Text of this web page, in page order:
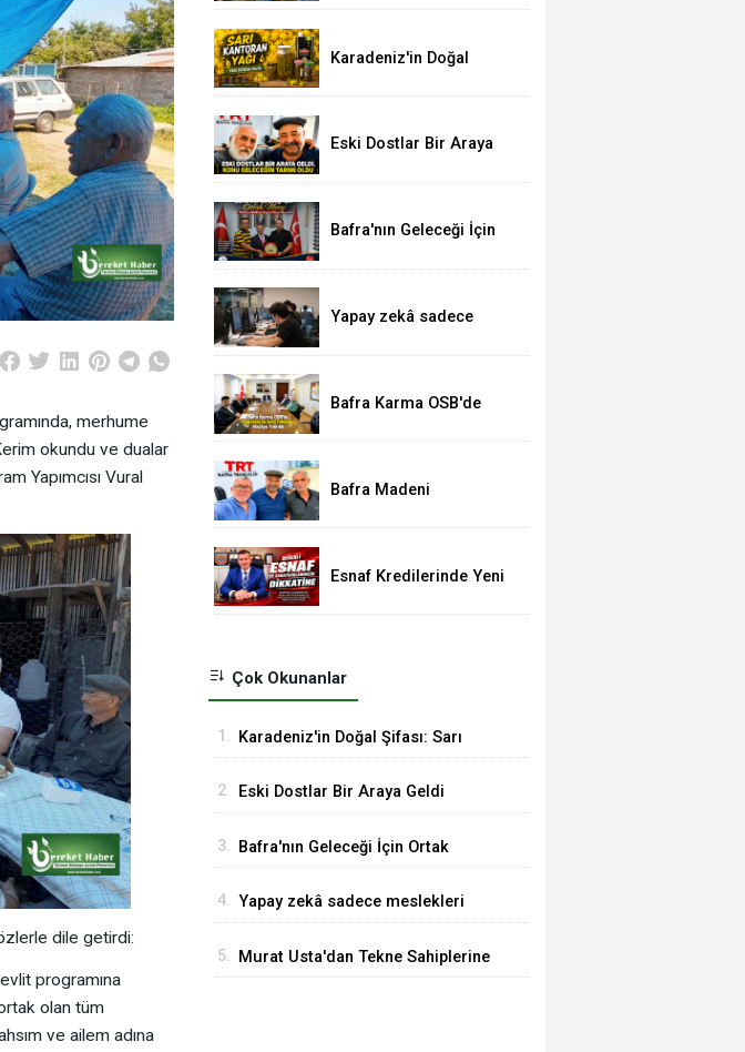
merhume
okundu ve dualar
Yapımcısı Vural
dile getirdi:
programına
ortak olan tüm
ve ailem adına
Uyarılar
Karadeniz'in Doğal
Yağına İlgi Artıyor
Eski Dostlar Bir Araya
Bafra'nın Geleceği İçin
MHP'ye Hayırlı Olsun
Yapay zekâ sadece
mühendisliği de
Bafra Karma OSB'de
Tahsisleri Masaya
Bafra Madeni
Yönetim Kurulu Üyesi
Yeşilyurt'a Ziyaret
Esnaf Kredilerinde Yeni
Milyon TL’ye Yükseldi
Çok Okunanlar
1. Karadeniz'in Doğal Şifası: Sarı
2. Eski Dostlar Bir Araya Geldi
3. Bafra'nın Geleceği İçin Ortak
Olsun Ziyareti
4. Yapay zekâ sadece meslekleri
değiştiriyor!
5. Murat Usta'dan Tekne Sahiplerine